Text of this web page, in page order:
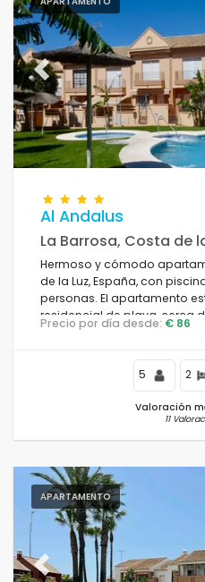
Previous
Al Andalus
La Barrosa, Costa de
Hermoso y cómodo
de la Luz, España, con
personas. El apartamento
residencial de playa, cerca
tiendas y supermercados, y
Precio por día desde: € 86
5 2
Valoración
11
APARTAMENTO
Previous